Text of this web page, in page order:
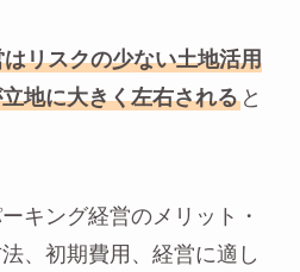
リスクの少ない土地活用
地に大きく左右されると
キング経営のメリット・
、初期費用、経営に適し